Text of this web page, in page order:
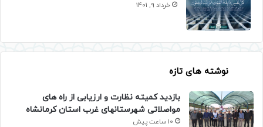
خرداد 9, 1401
نوشته های تازه
بازدید کمیته نظارت و ارزیابی از راه های
مواصلاتی شهرستانهای غرب استان کرمانشاه
10 ساعت پیش